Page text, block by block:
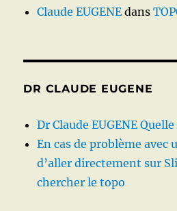
Claude EUGENE dans
DR CLAUDE EUGENE
Dr Claude EUGENE
En cas de problème avec
d’aller directement sur
chercher le topo